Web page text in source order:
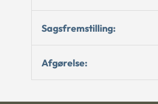
Sagsfremstilling:
Afgørelse: